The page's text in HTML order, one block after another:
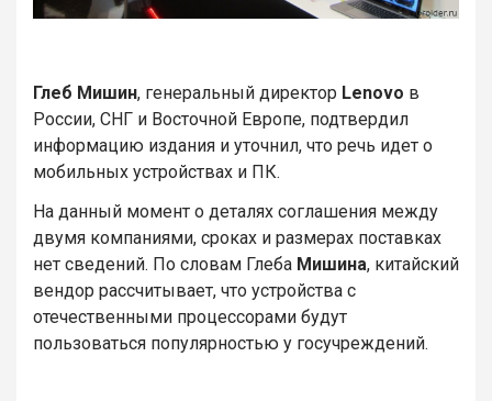
Глеб Мишин, генеральный директор Lenovo в
России, СНГ и Восточной Европе, подтвердил
информацию издания и уточнил, что речь идет о
мобильных устройствах и ПК.
На данный момент о деталях соглашения между
двумя компаниями, сроках и размерах поставках
нет сведений. По словам Глеба Мишина, китайский
вендор рассчитывает, что устройства с
отечественными процессорами будут
пользоваться популярностью у госучреждений.